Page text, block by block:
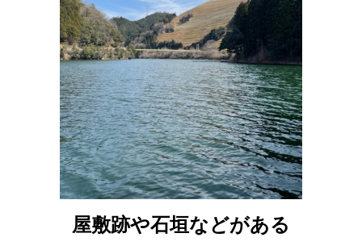
屋敷跡や石垣などがある